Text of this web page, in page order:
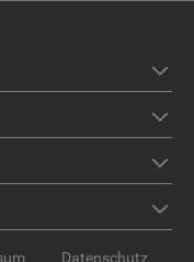
Datenschutz